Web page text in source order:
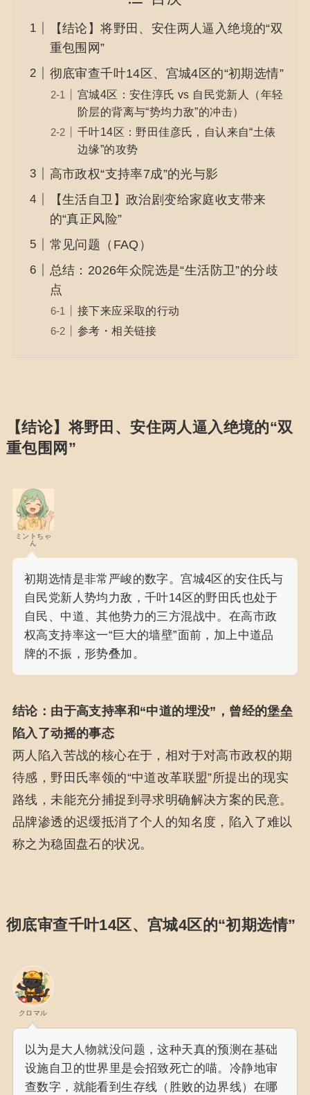
【结论】将野田、安住两人逼入绝境的“双
重包围网”
彻底审查千叶14区、宫城4区的“初期选情”
宫城4区：安住淳氏 vs 自民党新人（年轻
阶层的背离与“势均力敌”的冲击）
千叶14区：野田佳彦氏，自认来自“土俵
边缘”的攻势
高市政权“支持率7成”的光与影
【生活自卫】政治剧变给家庭收支带来
的“真正风险”
常见问题（FAQ）
总结：2026年众院选是“生活防卫”的分歧
点
接下来应采取的行动
参考・相关链接
【结论】将野田、安住两人逼入绝境的“双
重包围网”
ミントちゃ
ん
初期选情是非常严峻的数字。宫城4区的安住氏与
自民党新人势均力敌，千叶14区的野田氏也处于
自民、中道、其他势力的三方混战中。在高市政
权高支持率这一“巨大的墙壁”面前，加上中道品
牌的不振，形势叠加。
结论：由于高支持率和“中道的埋没”，曾经的堡垒
陷入了动摇的事态
两人陷入苦战的核心在于，相对于对高市政权的期
待感，野田氏率领的“中道改革联盟”所提出的现实
路线，未能充分捕捉到寻求明确解决方案的民意。
品牌渗透的迟缓抵消了个人的知名度，陷入了难以
称之为稳固盘石的状况。
彻底审查千叶14区、宫城4区的“初期选情”
クロマル
以为是大人物就没问题，这种天真的预测在基础
设施自卫的世界里是会招致死亡的喵。冷静地审
查数字，就能看到生存线（胜败的边界线）在哪